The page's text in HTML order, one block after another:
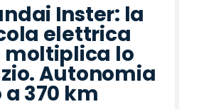
Inster: la
elettrica
moltiplica lo
Autonomia
370 km